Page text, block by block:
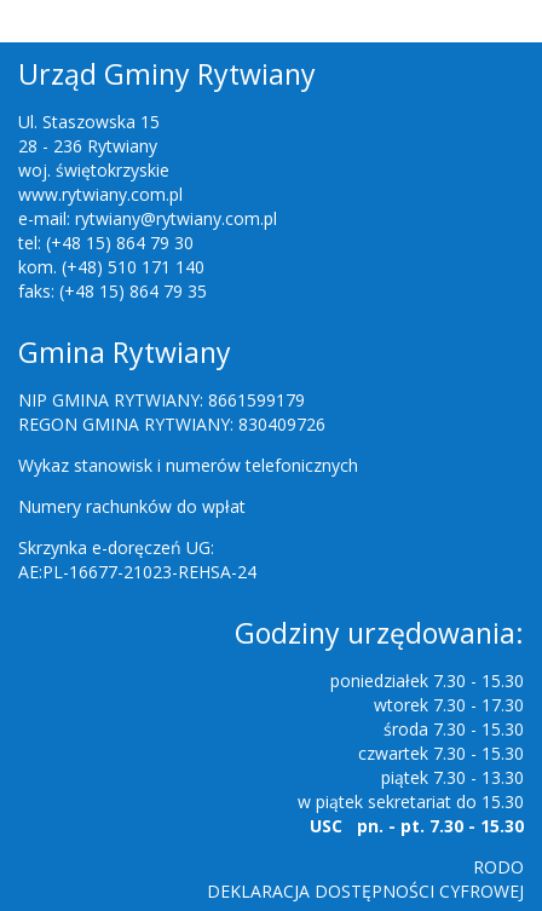
Urząd Gminy Rytwiany
Ul. Staszowska 15
28 - 236 Rytwiany
woj. świętokrzyskie
www.rytwiany.com.pl
e-mail: rytwiany@rytwiany.com.pl
tel: (+48 15) 864 79 30
kom. (+48) 510 171 140
faks: (+48 15) 864 79 35
Gmina Rytwiany
NIP GMINA RYTWIANY: 8661599179
REGON GMINA RYTWIANY: 830409726
Wykaz stanowisk i numerów telefonicznych
Numery rachunków do wpłat
Skrzynka e-doręczeń UG:
AE:PL-16677-21023-REHSA-24
Godziny urzędowania:
poniedziałek 7.30 - 15.30
wtorek 7.30 - 17.30
środa 7.30 - 15.30
czwartek 7.30 - 15.30
piątek 7.30 - 13.30
w piątek sekretariat do 15.30
USC pn. - pt. 7.30 - 15.30
RODO
DEKLARACJA DOSTĘPNOŚCI CYFROWEJ